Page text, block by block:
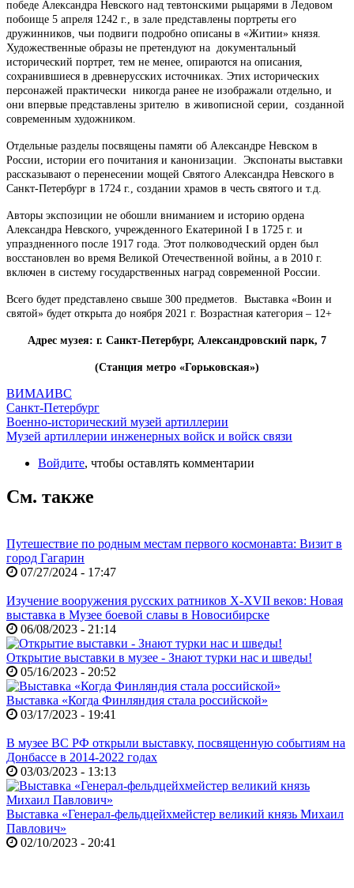
победе Александра Невского над тевтонскими рыцарями в Ледовом
побоище 5 апреля 1242 г., в зале представлены портреты его
дружинников, чьи подвиги подробно описаны в «Житии» князя.
Художественные образы не претендуют на документальный
исторический портрет, тем не менее, опираются на описания,
сохранившиеся в древнерусских источниках. Этих исторических
персонажей практически никогда ранее не изображали отдельно, и
они впервые представлены зрителю в живописной серии, созданной
современным художником.
Отдельные разделы посвящены памяти об Александре Невском в
России, истории его почитания и канонизации. Экспонаты выставки
рассказывают о перенесении мощей Святого Александра Невского в
Санкт-Петербург в 1724 г., создании храмов в честь святого и т.д.
Авторы экспозиции не обошли вниманием и историю ордена
Александра Невского, учрежденного Екатериной I в 1725 г. и
упраздненного после 1917 года. Этот полководческий орден был
восстановлен во время Великой Отечественной войны, а в 2010 г.
включен в систему государственных наград современной России.
Всего будет представлено свыше 300 предметов. Выставка «Воин и
святой» будет открыта до ноября 2021 г. Возрастная категория – 12+
Адрес музея: г. Санкт-Петербург, Александровский парк, 7
(Станция метро «Горьковская»)
ВИМАИВС
Санкт-Петербург
Военно-исторический музей артиллерии
Музей артиллерии инженерных войск и войск связи
Войдите, чтобы оставлять комментарии
См. также
Путешествие по родным местам первого космонавта: Визит в
город Гагарин
07/27/2024 - 17:47
Изучение вооружения русских ратников X-XVII веков: Новая
выставка в Музее боевой славы в Новосибирске
06/08/2023 - 21:14
Открытие выставки в музее - Знают турки нас и шведы!
05/16/2023 - 20:52
Выставка «Когда Финляндия стала российской»
03/17/2023 - 19:41
В музее ВС РФ открыли выставку, посвященную событиям на
Донбассе в 2014-2022 годах
03/03/2023 - 13:13
Выставка «Генерал-фельдцейхмейстер великий князь Михаил
Павлович»
02/10/2023 - 20:41